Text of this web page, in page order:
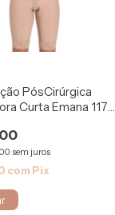
PósCirúrgica
Curta Emana 117 -
sem juros
com Pix